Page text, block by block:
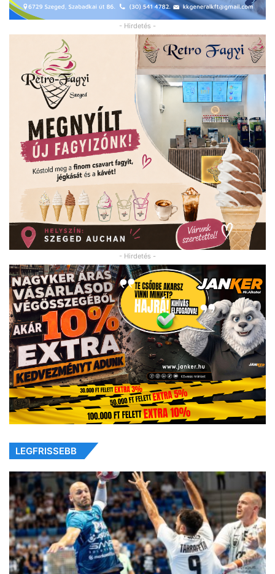
- Hirdetés -
- Hirdetés -
LEGFRISSEBB